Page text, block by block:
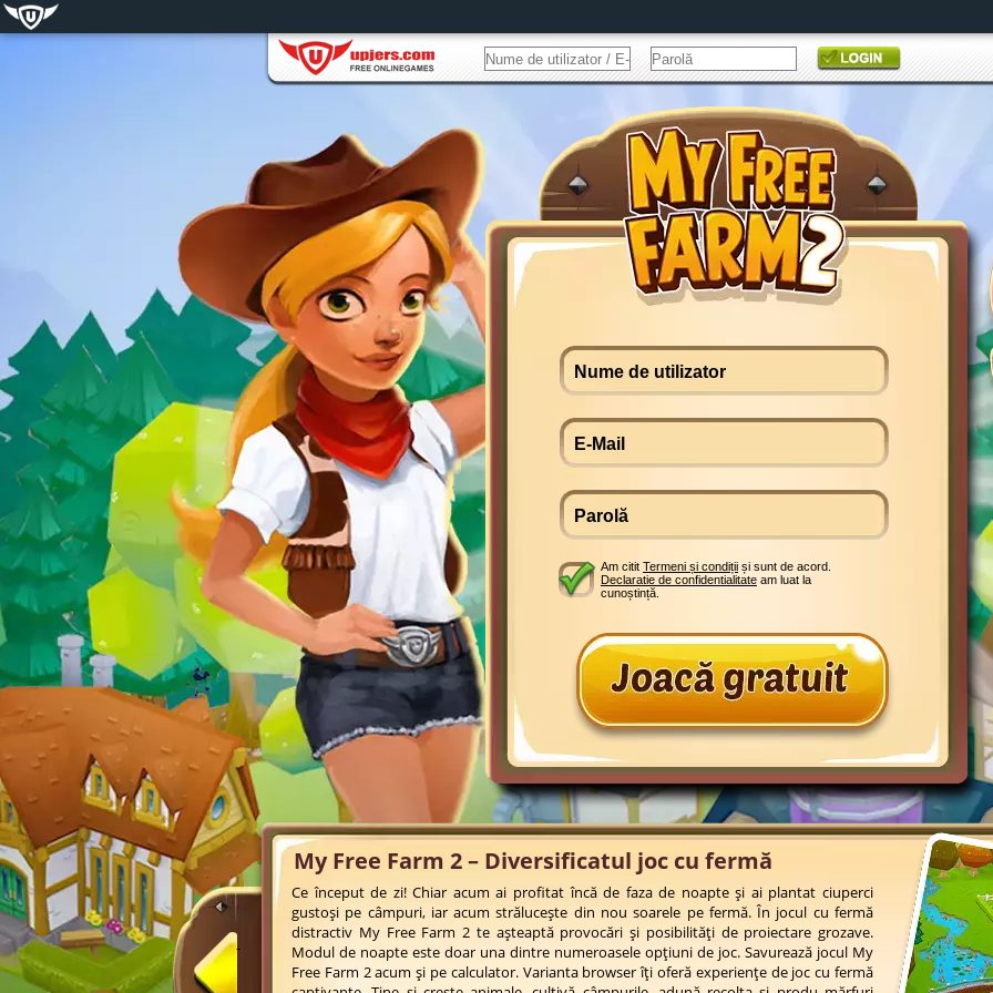
My Free Farm 2 – Diversificatul joc cu fermă
Ce început de zi! Chiar acum ai profitat încă de faza de noapte și ai plantat ciuperci
gustoși pe câmpuri, iar acum strălucește din nou soarele pe fermă. În jocul cu fermă
distractiv My Free Farm 2 te așteaptă provocări și posibilități de proiectare grozave.
Modul de noapte este doar una dintre numeroasele opțiuni de joc. Savurează jocul My
Free Farm 2 acum și pe calculator. Varianta browser îți oferă experiențe de joc cu fermă
Am citit Termeni și condiții și sunt de acord.
Declaratie de confidentialitate am luat la
cunoștință.